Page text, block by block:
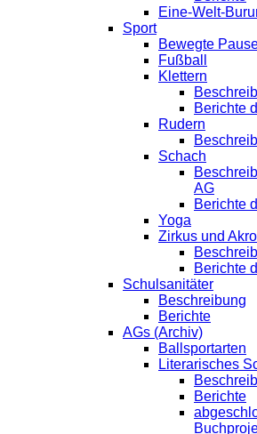
Eine-Welt-
Sport
Bewegte
Fußball
Klettern
Berichte
Rudern
Schach
AG
Berichte
Yoga
Zirkus und
Berichte
Schulsanitäter
Beschreibung
Berichte
AGs (Archiv)
Ballsportarten
Literarisches
Berichte